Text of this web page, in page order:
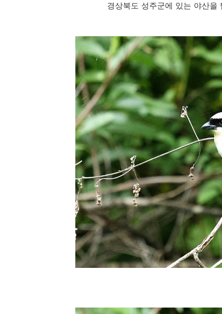
경상북도 성주군에 있는 야산